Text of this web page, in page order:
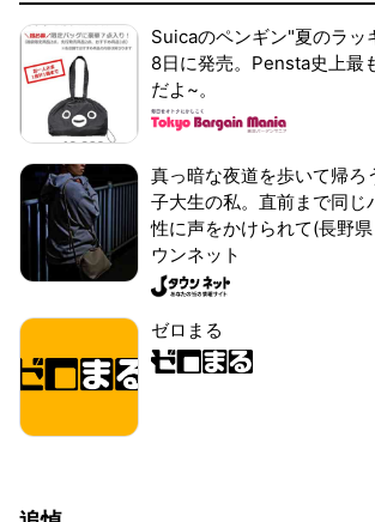
Suicaのペンギン"夏のラッ
8日に発売。Pensta史上最
だよ~。
真っ暗な夜道を歩いて帰ろ
子大生の私。直前まで同じ
性に声をかけられて(長野
ウンネット
ゼロまる